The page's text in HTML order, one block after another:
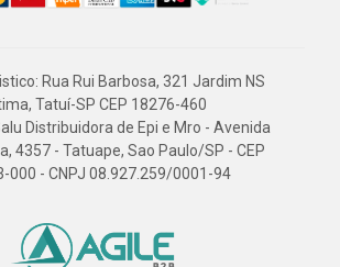
Rua Rui Barbosa, 321 Jardim NS
Tatuí-SP CEP 18276-460
Distribuidora de Epi e Mro - Avenida
4357 - Tatuape, Sao Paulo/SP - CEP
000 - CNPJ 08.927.259/0001-94